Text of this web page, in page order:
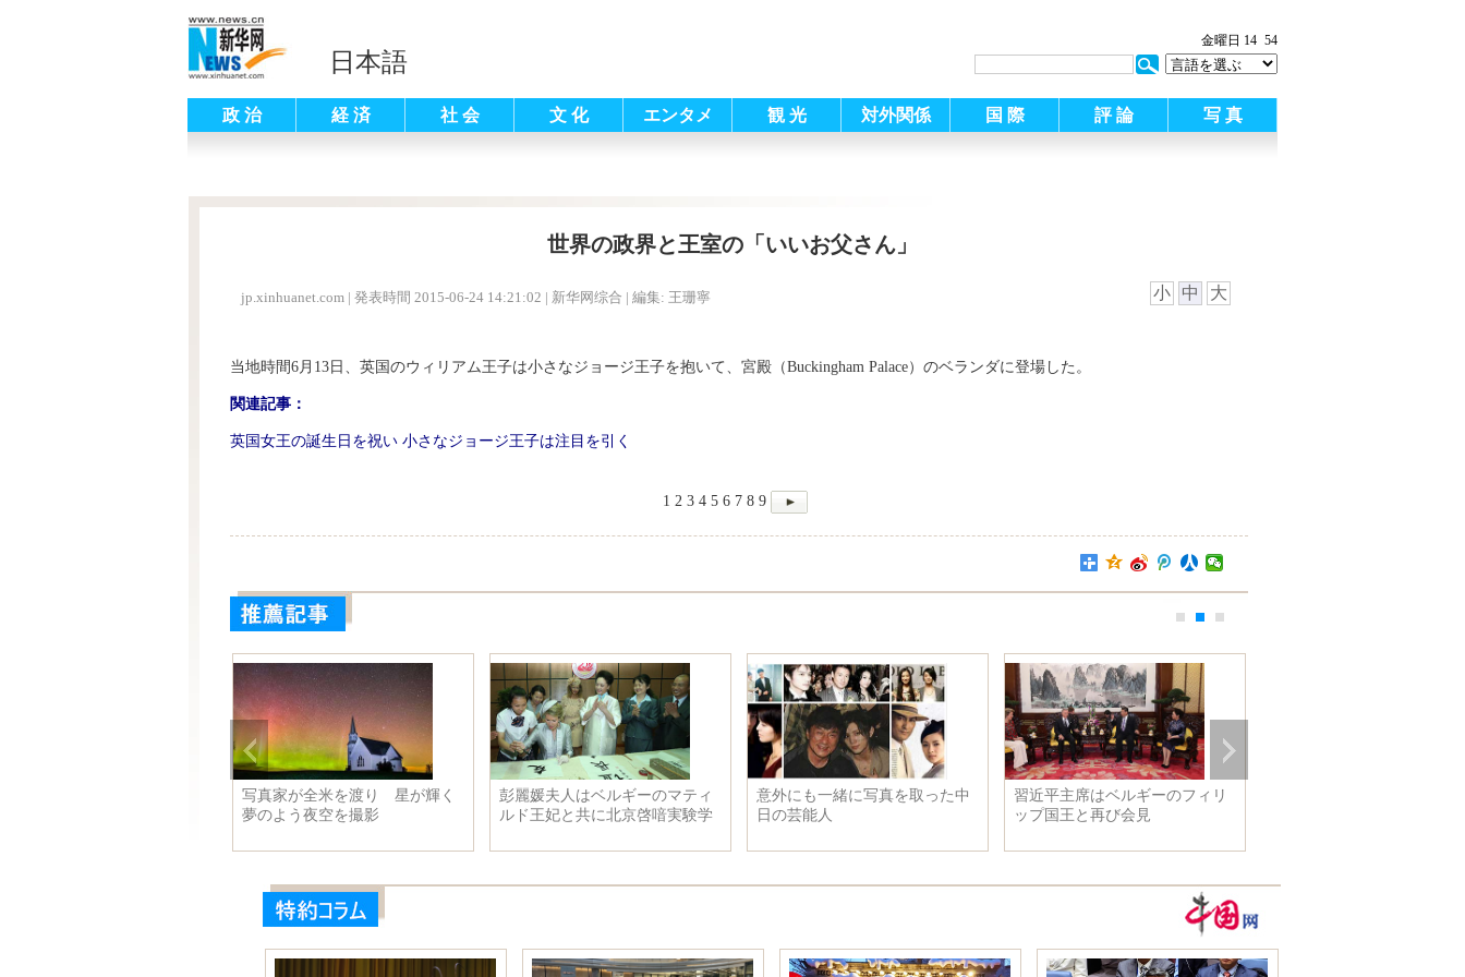
日本語
金曜日 14 54
政 治 経 済 社 会 文 化 エンタメ 観 光 対外関係 国 際 評 論 写 真
世界の政界と王室の「いいお父さん」
jp.xinhuanet.com | 発表時間 2015-06-24 14:21:02 | 新华网综合 | 編集: 王珊寧 小 中 大
当地時間6月13日、英国のウィリアム王子は小さなジョージ王子を抱いて、宮殿（Buckingham Palace）のベランダに登場した。
関連記事：
英国女王の誕生日を祝い 小さなジョージ王子は注目を引く
1 2 3 4 5 6 7 8 9
写真家が全米を渡り 星が輝く
夢のよう夜空を撮影
彭麗媛夫人はベルギーのマティ
ルド王妃と共に北京啓喑実験学
見学
意外にも一緒に写真を取った中
日の芸能人
習近平主席はベルギーのフィリ
ップ国王と再び会見